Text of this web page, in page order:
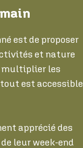
est de proposer
et nature
multiplier les
est accessible
apprécié des
leur week-end